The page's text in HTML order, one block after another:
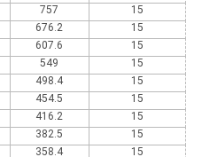
757
15
676.2
15
607.6
15
549
15
498.4
15
454.5
15
416.2
15
382.5
15
358.4
15